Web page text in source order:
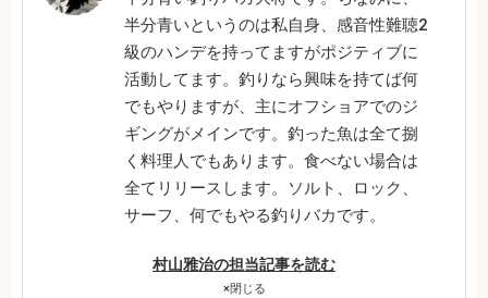
半分青いというのは私自身、感音性難聴2
級のハンデを持ってますがポジティブに
活動してます。釣りなら興味を持てば何
でもやりますが、主にオフショアでのジ
ギングがメインです。釣った魚は全て捌
く料理人でもあります。食べない場合は
全てリリースします。ソルト、ロック、
サーフ、何でもやる釣りバカです。
村山雅治の担当記事を読む
×閉じる